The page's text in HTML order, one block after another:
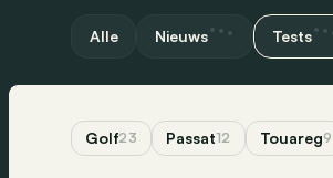
Alle Nieuws Tests
Golf23 Passat12 Touareg9